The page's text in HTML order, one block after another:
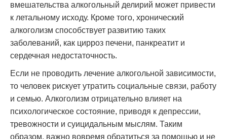
вмешательства алкогольный делирий может привести
к летальному исходу. Кроме того, хронический
алкоголизм способствует развитию таких
заболеваний, как цирроз печени, панкреатит и
сердечная недостаточность.
Если не проводить лечение алкогольной зависимости,
то человек рискует утратить социальные связи, работу
и семью. Алкоголизм отрицательно влияет на
психологическое состояние, приводя к депрессии,
тревожности и суицидальным мыслям. Таким
образом, важно вовремя обратиться за помощью и не